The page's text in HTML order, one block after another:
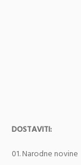
DOSTAVITI:
Narodne novine